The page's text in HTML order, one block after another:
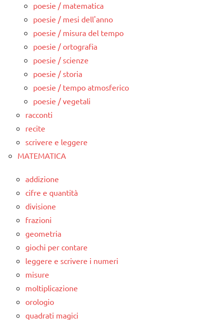
poesie / matematica
poesie / mesi dell'anno
poesie / misura del tempo
poesie / ortografia
poesie / scienze
poesie / storia
poesie / tempo atmosferico
poesie / vegetali
racconti
recite
scrivere e leggere
MATEMATICA
addizione
cifre e quantità
divisione
frazioni
geometria
giochi per contare
leggere e scrivere i numeri
misure
moltiplicazione
orologio
quadrati magici